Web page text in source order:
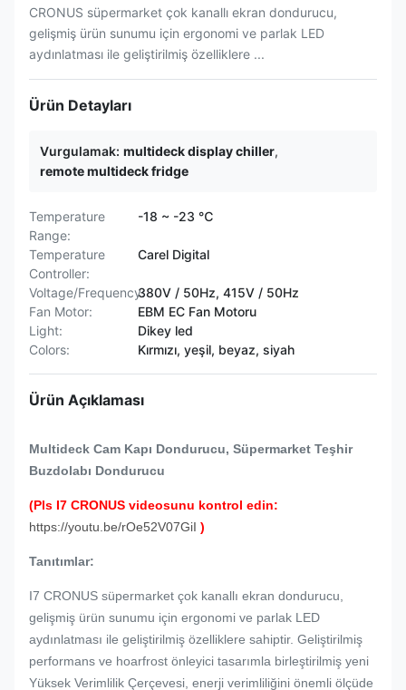
CRONUS süpermarket çok kanallı ekran dondurucu,
gelişmiş ürün sunumu için ergonomi ve parlak LED
aydınlatması ile geliştirilmiş özelliklere ...
Ürün Detayları
Vurgulamak: multideck display chiller,
remote multideck fridge
Temperature
Range:
-18 ~ -23 ℃
Temperature
Controller:
Carel Digital
Voltage/Frequency:380V / 50Hz, 415V / 50Hz
Fan Motor:
EBM EC Fan Motoru
Light:
Dikey led
Colors:
Kırmızı, yeşil, beyaz, siyah
Ürün Açıklaması
Multideck Cam Kapı Dondurucu, Süpermarket Teşhir
Buzdolabı Dondurucu
(Pls I7 CRONUS videosunu kontrol edin:
https://youtu.be/rOe52V07GiI )
Tanıtımlar:
I7 CRONUS süpermarket çok kanallı ekran dondurucu,
gelişmiş ürün sunumu için ergonomi ve parlak LED
aydınlatması ile geliştirilmiş özelliklere sahiptir. Geliştirilmiş
performans ve hoarfrost önleyici tasarımla birleştirilmiş yeni
Yüksek Verimlilik Çerçevesi, enerji verimliliğini önemli ölçüde